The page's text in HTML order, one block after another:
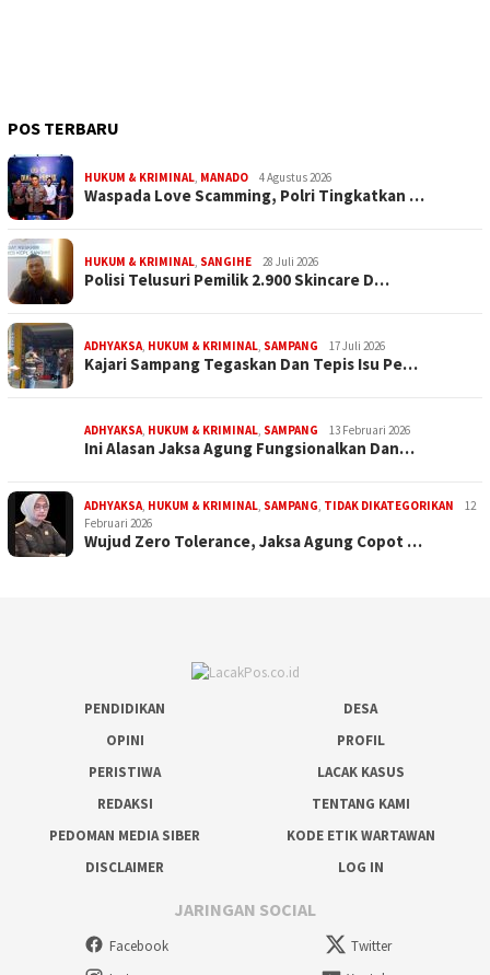
POS TERBARU
HUKUM & KRIMINAL, MANADO 4 Agustus 2026
Waspada Love Scamming, Polri Tingkatkan …
HUKUM & KRIMINAL, SANGIHE 28 Juli 2026
Polisi Telusuri Pemilik 2.900 Skincare D…
ADHYAKSA, HUKUM & KRIMINAL, SAMPANG 17 Juli 2026
Kajari Sampang Tegaskan Dan Tepis Isu Pe…
ADHYAKSA, HUKUM & KRIMINAL, SAMPANG 13 Februari 2026
Ini Alasan Jaksa Agung Fungsionalkan Dan…
ADHYAKSA, HUKUM & KRIMINAL, SAMPANG, TIDAK DIKATEGORIKAN
12
Februari 2026
Wujud Zero Tolerance, Jaksa Agung Copot …
PENDIDIKAN
DESA
OPINI
PROFIL
PERISTIWA
LACAK KASUS
REDAKSI
TENTANG KAMI
PEDOMAN MEDIA SIBER
KODE ETIK WARTAWAN
DISCLAIMER
LOG IN
JARINGAN SOCIAL
Facebook
Twitter